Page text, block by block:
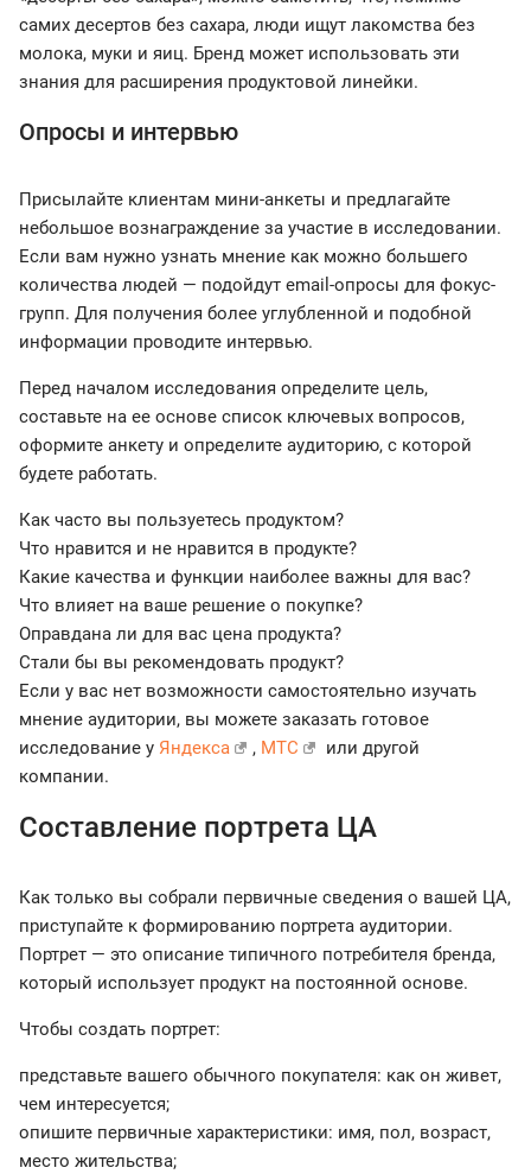
самих десертов без сахара, люди ищут лакомства без
молока, муки и яиц. Бренд может использовать эти
знания для расширения продуктовой линейки.
Опросы и интервью
Присылайте клиентам мини-анкеты и предлагайте
небольшое вознаграждение за участие в исследовании.
Если вам нужно узнать мнение как можно большего
количества людей — подойдут email-опросы для фокус-
групп. Для получения более углубленной и подобной
информации проводите интервью.
Перед началом исследования определите цель,
составьте на ее основе список ключевых вопросов,
оформите анкету и определите аудиторию, с которой
будете работать.
Как часто вы пользуетесь продуктом?
Что нравится и не нравится в продукте?
Какие качества и функции наиболее важны для вас?
Что влияет на ваше решение о покупке?
Оправдана ли для вас цена продукта?
Стали бы вы рекомендовать продукт?
Если у вас нет возможности самостоятельно изучать
мнение аудитории, вы можете заказать готовое
исследование у Яндекса , МТС
или другой
компании.
Составление портрета ЦА
Как только вы собрали первичные сведения о вашей ЦА,
приступайте к формированию портрета аудитории.
Портрет — это описание типичного потребителя бренда,
который использует продукт на постоянной основе.
Чтобы создать портрет:
представьте вашего обычного покупателя: как он живет,
чем интересуется;
опишите первичные характеристики: имя, пол, возраст,
место жительства;